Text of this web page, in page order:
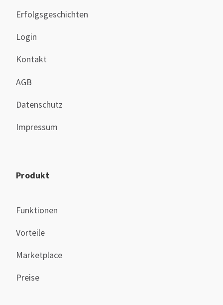
Erfolgsgeschichten
Login
Kontakt
AGB
Datenschutz
Impressum
Produkt
Funktionen
Vorteile
Marketplace
Preise